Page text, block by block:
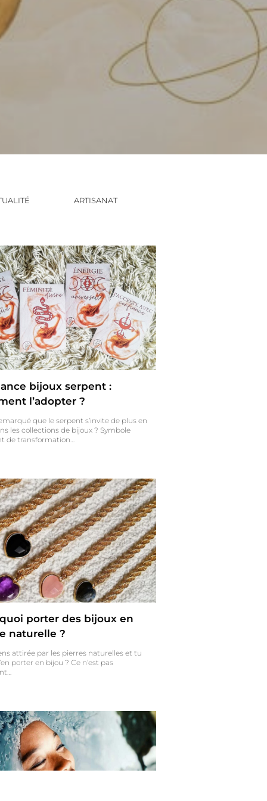
ARTISANAT
bijoux serpent :
l’adopter ?
que le serpent s’invite de plus en
les collections de bijoux ? Symbole
de transformation…
porter des bijoux en
naturelle ?
attirée par les pierres naturelles et tu
porter en bijou ? Ce n’est pas